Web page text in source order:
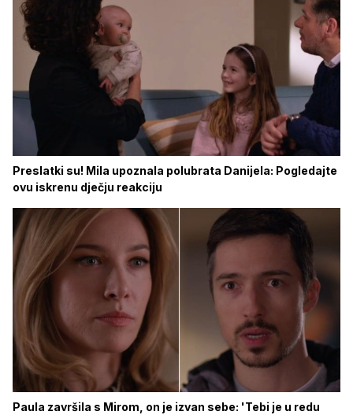
Preslatki su! Mila upoznala polubrata Danijela: Pogledajte
ovu iskrenu dječju reakciju
Paula završila s Mirom, on je izvan sebe: 'Tebi je u redu